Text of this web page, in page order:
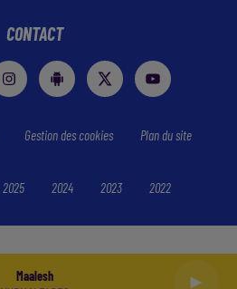
Maalesh
CONTACT
Gestion des cookies Plan du site
2025 2024 2023 2022